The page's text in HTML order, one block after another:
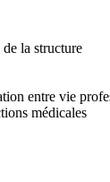
la structure
entre vie
médicales